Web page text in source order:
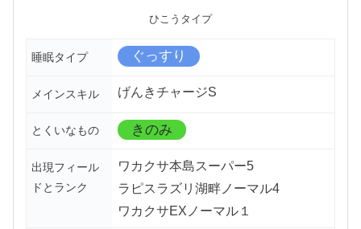
ひこうタイプ
睡眠タイプ ぐっすり
メインスキル げんきチャージS
とくいなもの きのみ
出現フィール
ドとランク
ワカクサ本島スーパー5
ラピスラズリ湖畔ノーマル4
ワカクサEXノーマル１